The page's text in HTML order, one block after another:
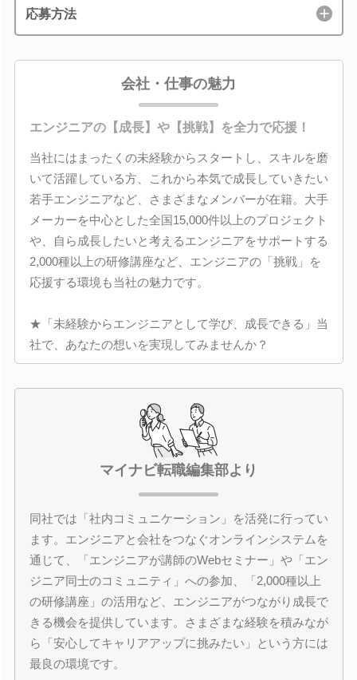
応募方法
会社・仕事の魅力
エンジニアの【成長】や【挑戦】を全力で応援！
当社にはまったくの未経験からスタートし、スキルを磨
いて活躍している方、これから本気で成長していきたい
若手エンジニアなど、さまざまなメンバーが在籍。大手
メーカーを中心とした全国15,000件以上のプロジェクト
や、自ら成長したいと考えるエンジニアをサポートする
2,000種以上の研修講座など、エンジニアの「挑戦」を
応援する環境も当社の魅力です。
★「未経験からエンジニアとして学び、成長できる」当
社で、あなたの想いを実現してみませんか？
マイナビ転職編集部より
同社では「社内コミュニケーション」を活発に行ってい
ます。エンジニアと会社をつなぐオンラインシステムを
通じて、「エンジニアが講師のWebセミナー」や「エン
ジニア同士のコミュニティ」への参加、「2,000種以上
の研修講座」の活用など、エンジニアがつながり成長で
きる機会を提供しています。さまざまな経験を積みなが
ら「安心してキャリアアップに挑みたい」という方には
最良の環境です。